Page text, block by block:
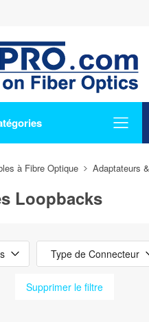
à Fibre Optique Adaptateurs
Loopbacks
Type de Connecteur
Supprimer le filtre